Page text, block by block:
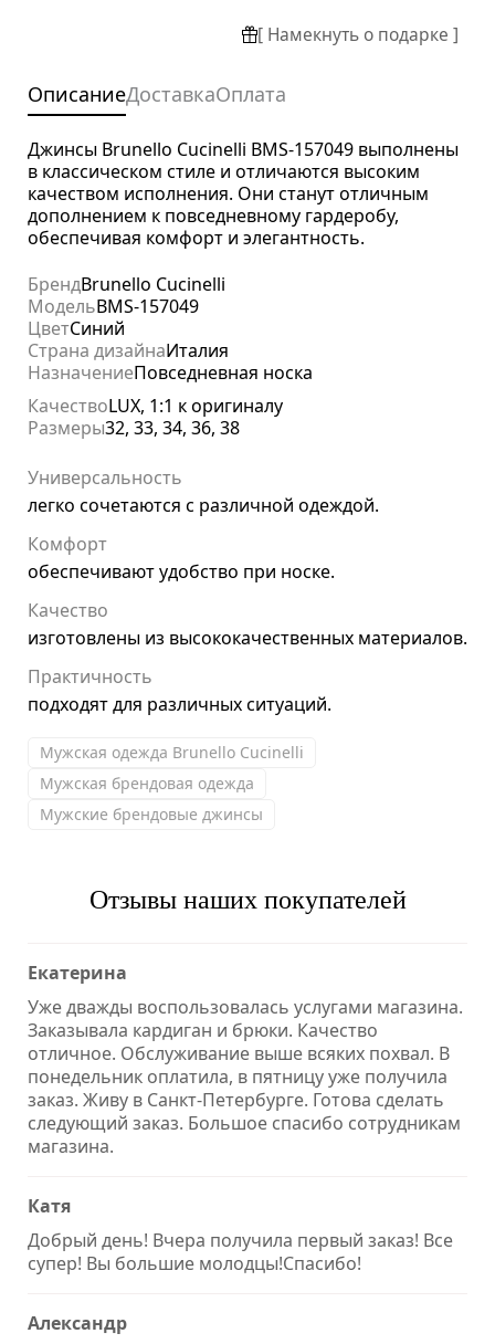
[ Намекнуть о подарке ]
ОписаниеДоставкаОплата
Джинсы Brunello Cucinelli BMS-157049 выполнены
в классическом стиле и отличаются высоким
качеством исполнения. Они станут отличным
дополнением к повседневному гардеробу,
обеспечивая комфорт и элегантность.
БрендBrunello Cucinelli
МодельBMS-157049
ЦветСиний
Страна дизайнаИталия
НазначениеПовседневная носка
КачествоLUX, 1:1 к оригиналу
Размеры32, 33, 34, 36, 38
Универсальность
легко сочетаются с различной одеждой.
Комфорт
обеспечивают удобство при носке.
Качество
изготовлены из высококачественных материалов.
Практичность
подходят для различных ситуаций.
Мужская одежда Brunello Cucinelli
Мужская брендовая одежда
Мужские брендовые джинсы
Отзывы наших покупателей
Екатерина
Уже дважды воспользовалась услугами магазина.
Заказывала кардиган и брюки. Качество
отличное. Обслуживание выше всяких похвал. В
понедельник оплатила, в пятницу уже получила
заказ. Живу в Санкт-Петербурге. Готова сделать
следующий заказ. Большое спасибо сотрудникам
магазина.
Катя
Добрый день! Вчера получила первый заказ! Все
супер! Вы большие молодцы!Спасибо!
Александр